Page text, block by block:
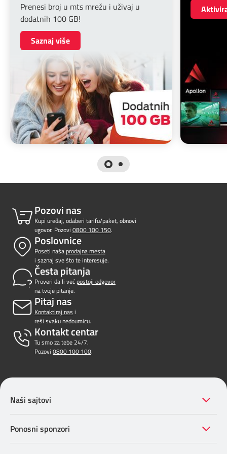
Prenesi broj u mts mrežu i uživaj u
dodatnih 100 GB!
Saznaj više
Pozovi nas
Kupi uređaj, odaberi tarifu/paket, obnovi
ugovor. Pozovi 0800 100 150.
Poslovnice
Poseti našaprodajna mesta
i saznaj sve što te interesuje.
Česta pitanja
Proveri da li većpostoji odgovor
na tvoje pitanje.
Pitaj nas
Kontaktiraj nas i
reši svaku nedoumicu.
Kontakt centar
Tu smo za tebe 24/7.
Pozovi 0800 100 100.
Naši sajtovi
Ponosni sponzori